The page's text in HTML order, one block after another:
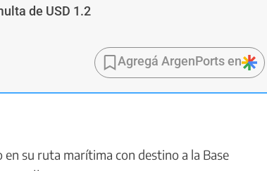
de USD 1.2
Agregá ArgenPorts en
su ruta marítima con destino a la Base